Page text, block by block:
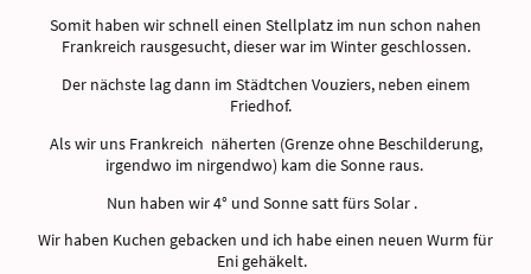
Somit haben wir schnell einen Stellplatz im nun schon nahen
Frankreich rausgesucht, dieser war im Winter geschlossen.
Der nächste lag dann im Städtchen Vouziers, neben einem
Friedhof.
Als wir uns Frankreich näherten (Grenze ohne Beschilderung,
irgendwo im nirgendwo) kam die Sonne raus.
Nun haben wir 4° und Sonne satt fürs Solar .
Wir haben Kuchen gebacken und ich habe einen neuen Wurm für
Eni gehäkelt.